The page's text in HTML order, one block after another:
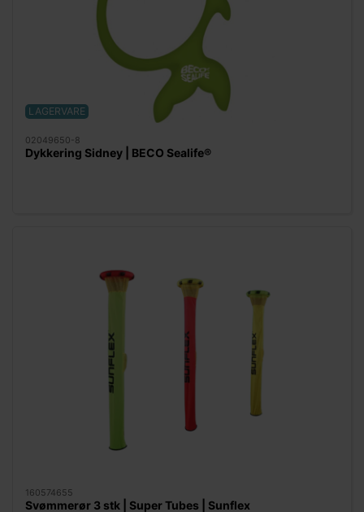
LAGERVARE
02049650-8
Dykkering Sidney | BECO Sealife®
160574655
Svømmerør 3 stk | Super Tubes | Sunflex